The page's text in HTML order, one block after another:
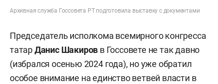
Архивная служба Госсовета РТ подготовила выставку с документами
Председатель исполкома всемирного конгресса
татарДанис Шакиров в Госсовете не так давно
(избрался осенью 2024 года), но уже обратил
особое внимание на единство ветвей власти в